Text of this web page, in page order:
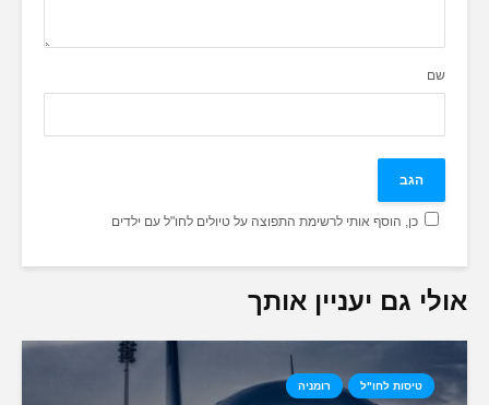
שם
כן, הוסף אותי לרשימת התפוצה על טיולים לחו"ל עם ילדים
אולי גם יעניין אותך
טיסות לחו"ל רומניה